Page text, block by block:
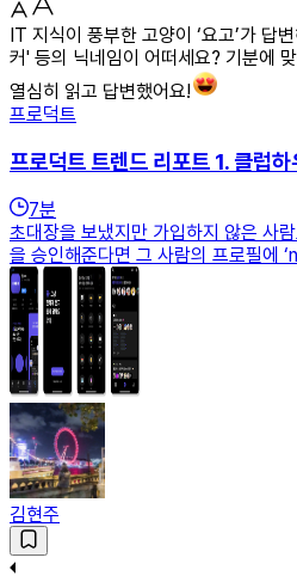
IT 지식이 풍부한 고양이 ‘요고’가 답
커' 등의 닉네임이 어떠세요? 기분에
열심히 읽고 답변했어요!
프로덕트
프로덕트 트렌드 리포트 1. 클럽
7분
초대장을 보냈지만 가입하지 않은 사
을 승인해준다면 그 사람의 프로필에
김현주